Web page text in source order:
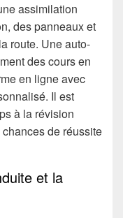
assimilation
des panneaux et
route. Une auto-
des cours en
en ligne avec
Il est
à la révision
de réussite
et la